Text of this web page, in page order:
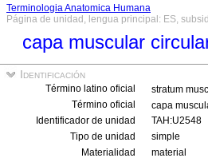
Terminologia Anatomica Humana
Página de unidad, lengua principal: ES,
capa muscular
Identificación
Término latino oficial
stratum
Término oficial
capa
Identificador de unidad
TAH:U2548
Tipo de unidad
simple
Materialidad
material